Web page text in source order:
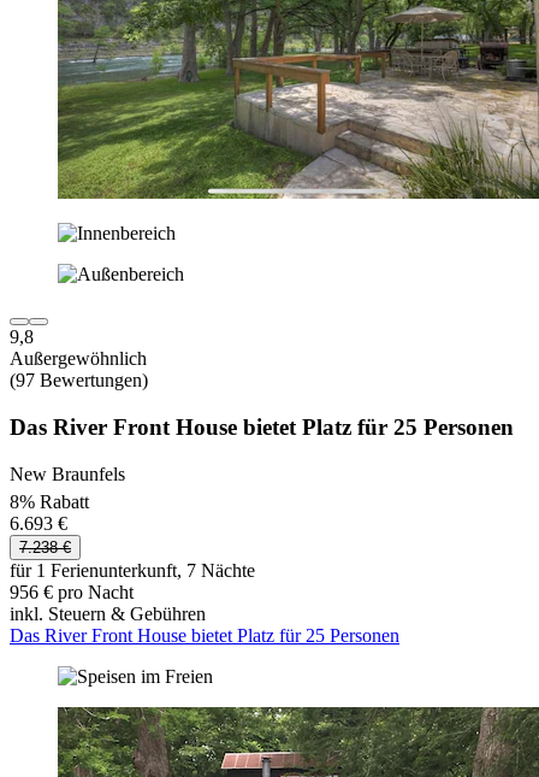
9,8
Außergewöhnlich
(97 Bewertungen)
Das River Front House bietet Platz für 25 Personen
New Braunfels
8% Rabatt
6.693 €
7.238 €
für 1 Ferienunterkunft, 7 Nächte
956 € pro Nacht
inkl. Steuern & Gebühren
Das River Front House bietet Platz für 25 Personen